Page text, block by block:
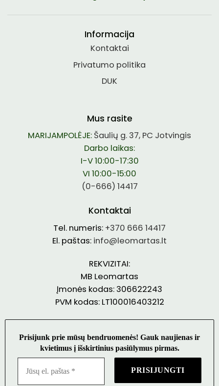
Informacija
Kontaktai
Privatumo politika
DUK
Mus rasite
MARIJAMPOLĖJE: Šaulių g. 37, PC Jotvingis
Darbo laikas:
I-V 10:00-17:30
VI 10:00-15:00
(0-666) 14417
Kontaktai
Tel. numeris: +370 666 14417
El. paštas: info@leomartas.lt
REKVIZITAI:
MB Leomartas
Įmonės kodas: 306622243
PVM kodas: LT100016403212
Prisijunk prie mūsų bendruomenės! Gauk naujienas ir
kvietimus į išskirtinius pasiūlymus pirmas.